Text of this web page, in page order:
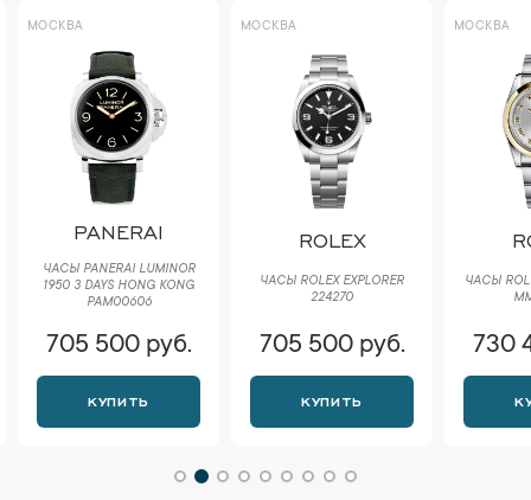
МОСКВА
PANERAI
ЧАСЫ PANERAI LUMINOR
1950 3 DAYS HONG KONG
PAM00606
705 500 руб.
КУПИТЬ
МОСКВА
ROLEX
ЧАСЫ ROLEX EXPLORER
224270
705 500 руб.
КУПИТЬ
МОСКВА
ЧАСЫ
730